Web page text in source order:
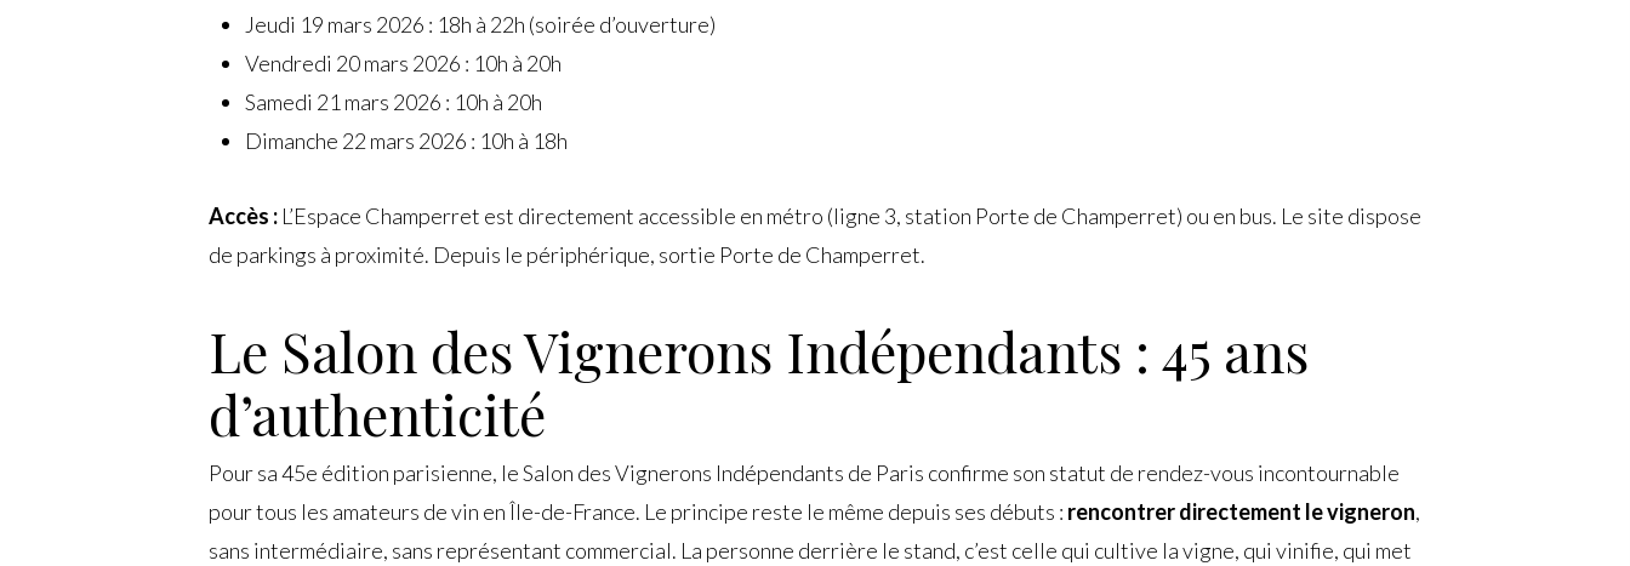
Jeudi 19 mars 2026 : 18h à 22h (soirée d’ouverture)
Vendredi 20 mars 2026 : 10h à 20h
Samedi 21 mars 2026 : 10h à 20h
Dimanche 22 mars 2026 : 10h à 18h
Accès : L’Espace Champerret est directement accessible en métro (ligne 3, station Porte de Champerret) ou en bus. Le site dispose
de parkings à proximité. Depuis le périphérique, sortie Porte de Champerret.
Le Salon des Vignerons Indépendants : 45 ans
d’authenticité
Pour sa 45e édition parisienne, le Salon des Vignerons Indépendants de Paris confirme son statut de rendez-vous incontournable
pour tous les amateurs de vin en Île-de-France. Le principe reste le même depuis ses débuts : rencontrer directement le vigneron,
sans intermédiaire, sans représentant commercial. La personne derrière le stand, c’est celle qui cultive la vigne, qui vinifie, qui met